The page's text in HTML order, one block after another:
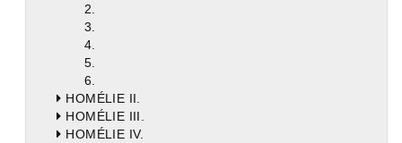
2.
3.
4.
5.
6.
HOMÉLIE II.
HOMÉLIE III.
HOMÉLIE IV.